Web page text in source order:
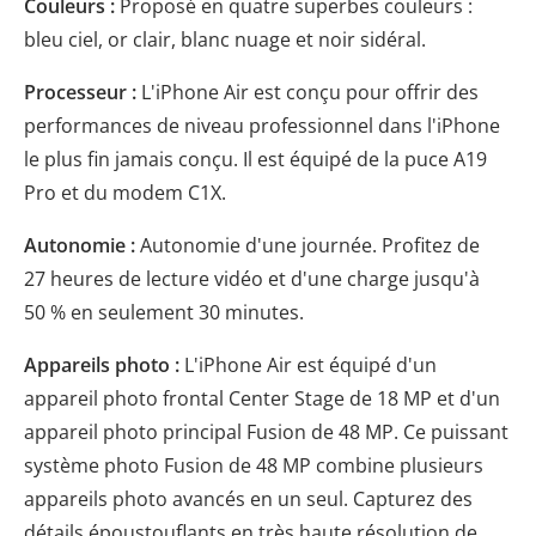
Couleurs : Proposé en quatre superbes couleurs :
bleu ciel, or clair, blanc nuage et noir sidéral.
Processeur : L'iPhone Air est conçu pour offrir des
performances de niveau professionnel dans l'iPhone
le plus fin jamais conçu. Il est équipé de la puce A19
Pro et du modem C1X.
Autonomie :Autonomie d'une journée. Profitez de
27 heures de lecture vidéo et d'une charge jusqu'à
50 % en seulement 30 minutes.
Appareils photo : L'iPhone Air est équipé d'un
appareil photo frontal Center Stage de 18 MP et d'un
appareil photo principal Fusion de 48 MP. Ce puissant
système photo Fusion de 48 MP combine plusieurs
appareils photo avancés en un seul. Capturez des